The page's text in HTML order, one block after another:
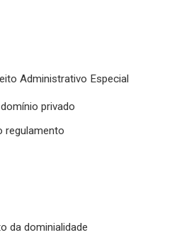
Administrativo Especial
privado
regulamento
da dominialidade